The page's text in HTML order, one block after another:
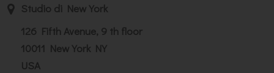
Studio di New York
126 Fifth Avenue, 9 th floor
10011 New York NY
USA